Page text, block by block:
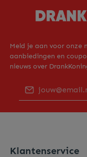
Meld je aan voor onze
aanbiedingen en
nieuws over
Klantenservice